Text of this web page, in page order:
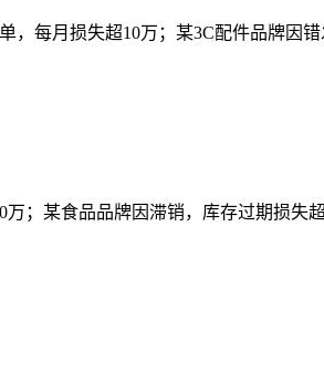
每月损失超10万；某3C配件品牌因错
；某食品品牌因滞销，库存过期损失超